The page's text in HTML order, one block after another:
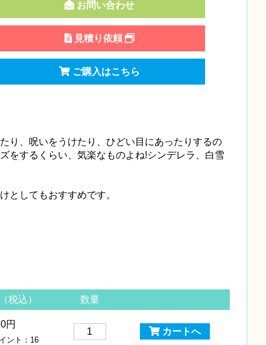
お問い合わせ
見積り依頼
ご購入はこちら
り、呪いをうけたり、ひどい目にあったりするの
をするくらい、気楽なものよね!シンデレラ、白雪
としてもおすすめです。
税込） 数量
円
ント：16
カートへ